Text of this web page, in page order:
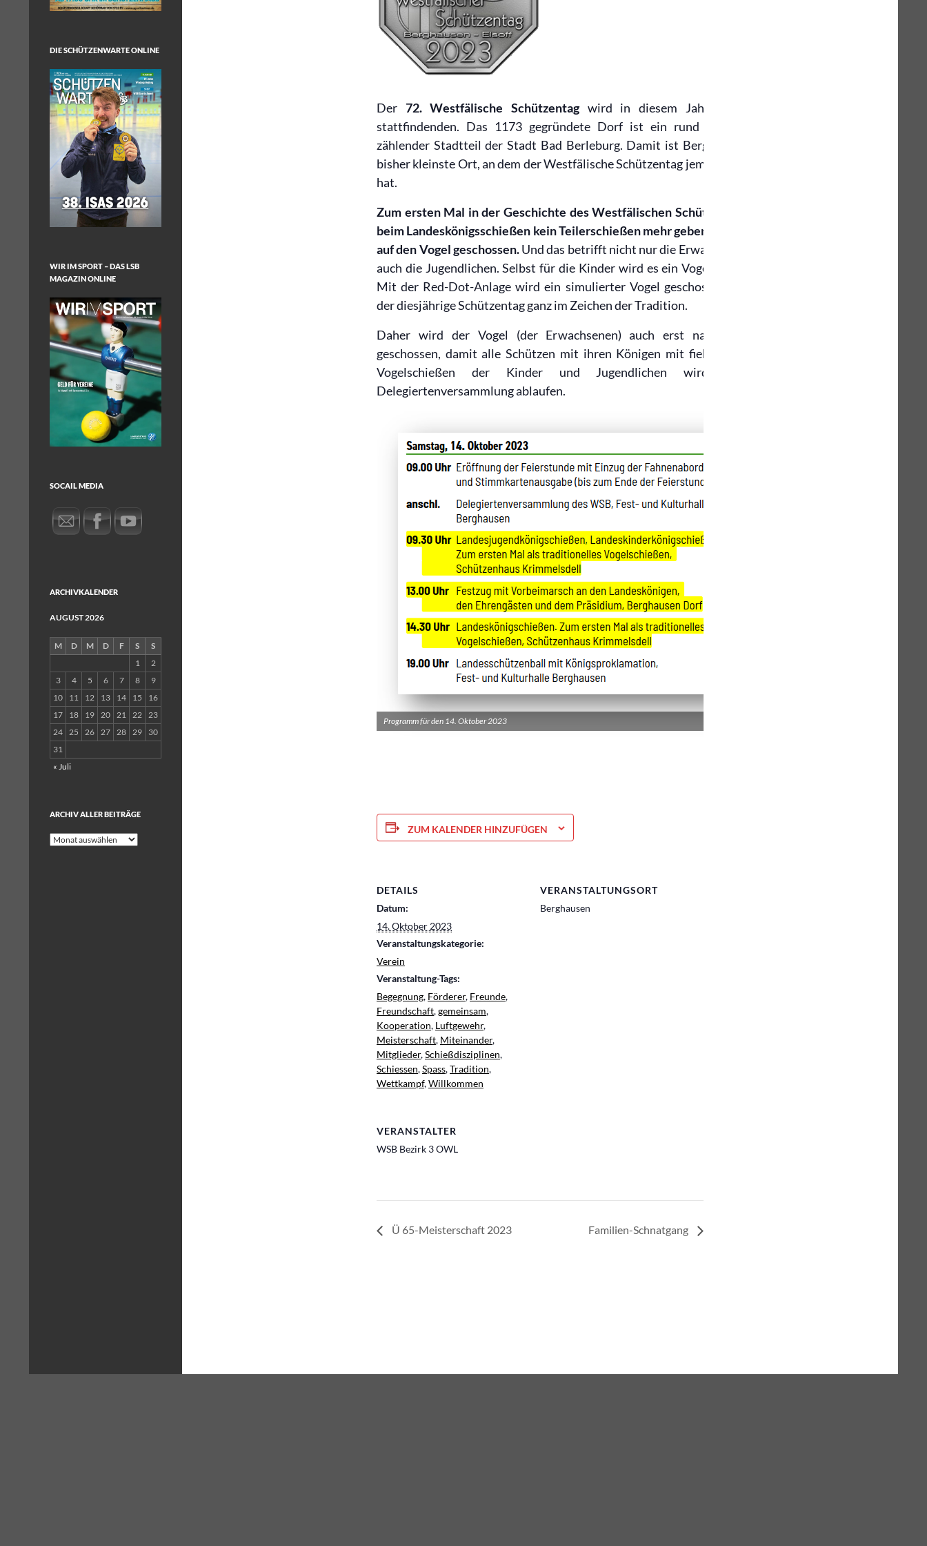
Der 72. Westfälische Schützentagwird in diesem Jahr in Berghausen
stattfindenden. Das 1173 gegründete Dorf ist ein rund 1350 Einwohner
zählender Stadtteil der Stadt Bad Berleburg. Damit ist Berghausen wohl der
bisher kleinste Ort, an dem der Westfälische Schützentag jemals stattgefunden
hat.
Zum ersten Mal in der Geschichte des Westfälischen Schützentages wird es
beim Landeskönigsschießen kein Teilerschießen mehr geben, sondern es wird
auf den Vogel geschossen.Und das betrifft nicht nur die Erwachsenen, sondern
auch die Jugendlichen. Selbst für die Kinder wird es ein Vogelschießen geben:
Mit der Red-Dot-Anlage wird ein simulierter Vogel geschossen. Damit steht
der diesjährige Schützentag ganz im Zeichen der Tradition.
Daher wird der Vogel (der Erwachsenen) auch erst nach dem Festzug
geschossen, damit alle Schützen mit ihren Königen mit fiebern können. Das
Vogelschießen der Kinder und Jugendlichen wird parallel zur
Delegiertenversammlung ablaufen.
Programm für den 14. Oktober 2023
ZUM KALENDER HINZUFÜGEN
DETAILS
Datum:
14. Oktober 2023
Veranstaltungskategorie:
Verein
Veranstaltung-Tags:
Begegnung, Förderer, Freunde,
Freundschaft,gemeinsam,
Kooperation, Luftgewehr,
Meisterschaft, Miteinander,
Mitglieder,Schießdisziplinen,
Schiessen,Spass,Tradition,
Wettkampf,Willkommen
VERANSTALTUNGSORT
Berghausen
VERANSTALTER
WSB Bezirk 3 OWL
Ü 65-Meisterschaft 2023 Familien-Schnatgang
DIE SCHÜTZENWARTE ONLINE
WIR IM SPORT – DAS LSB
MAGAZIN ONLINE
SOCAIL MEDIA
ARCHIVKALENDER
AUGUST 2026
M D M D F S
S
1
2
3
4 5 6 7 8
9
10
11 12 13 14 15
16
17
18 19 20 21 22 23
24 25 26 27 28 29
30
31
« Juli
ARCHIV ALLER BEITRÄGE
Archiv